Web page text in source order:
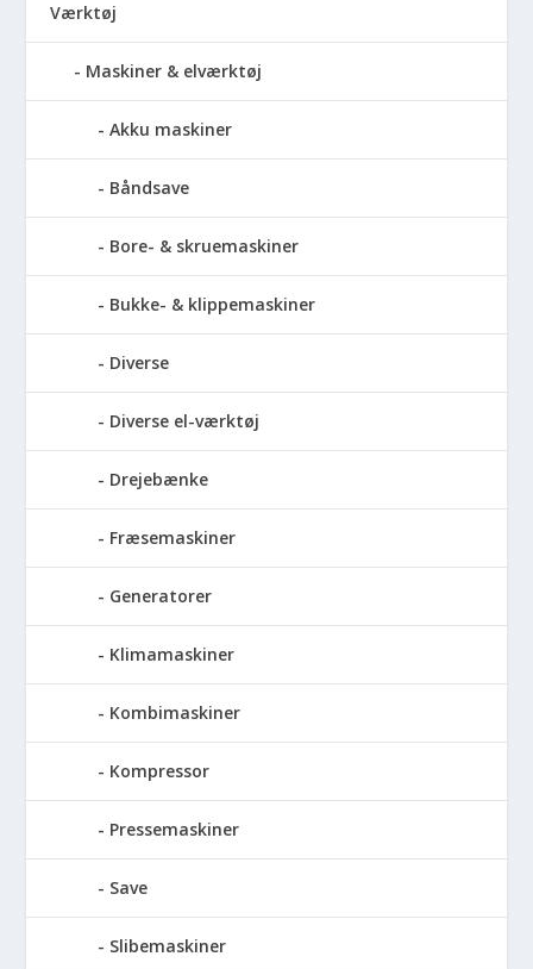
Værktøj
Maskiner & elværktøj
Akku maskiner
Båndsave
Bore- & skruemaskiner
Bukke- & klippemaskiner
Diverse
Diverse el-værktøj
Drejebænke
Fræsemaskiner
Generatorer
Klimamaskiner
Kombimaskiner
Kompressor
Pressemaskiner
Save
Slibemaskiner